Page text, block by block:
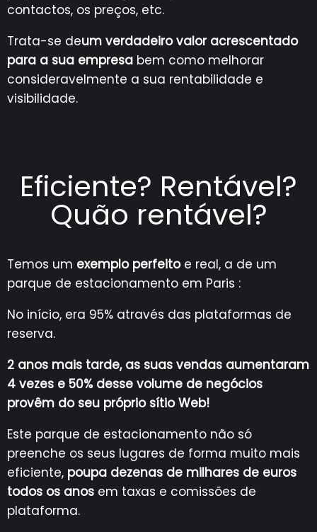
contactos, os preços, etc.
Trata-se deum verdadeiro valor acrescentado
para a sua empresa bem como melhorar
consideravelmente a sua rentabilidade e
visibilidade.
Eficiente? Rentável?
Quão rentável?
Temos um exemplo perfeitoe real, a de um
parque de estacionamento em Paris :
No início, era 95% através das plataformas de
reserva.
2 anos mais tarde, as suas vendas aumentaram
4 vezes e 50% desse volume de negócios
provêm do seu próprio sítio Web!
Este parque de estacionamento não só
preenche os seus lugares de forma muito mais
eficiente, poupa dezenas de milhares de euros
todos os anos em taxas e comissões de
plataforma.